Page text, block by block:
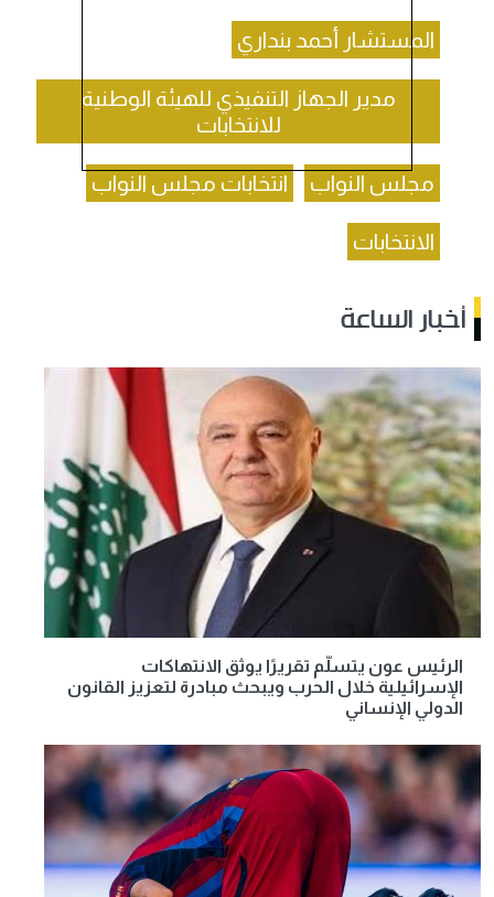
المستشار أحمد بنداري
مدير الجهاز التنفيذي للهيئة الوطنية
للانتخابات
مجلس النواب انتخابات مجلس النواب
الانتخابات
أخبار الساعة
الرئيس عون يتسلّم تقريرًا يوثق الانتهاكات
الإسرائيلية خلال الحرب ويبحث مبادرة لتعزيز القانون
الدولي الإنساني